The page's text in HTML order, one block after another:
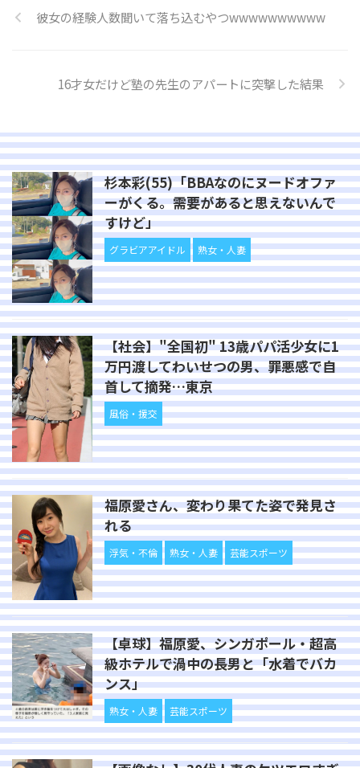
彼女の経験人数聞いて落ち込むやつwwwwwwwwww
16才女だけど塾の先生のアパートに突撃した結果
杉本彩(55)「BBAなのにヌードオファ
ーがくる。需要があると思えないんで
すけど」
グラビアアイドル 熟女・人妻
【社会】"全国初" 13歳パパ活少女に1
万円渡してわいせつの男、罪悪感で自
首して摘発…東京
風俗・援交
福原愛さん、変わり果てた姿で発見さ
れる
浮気・不倫 熟女・人妻 芸能スポーツ
【卓球】福原愛、シンガポール・超高
級ホテルで渦中の長男と「水着でバカ
ンス」
熟女・人妻 芸能スポーツ